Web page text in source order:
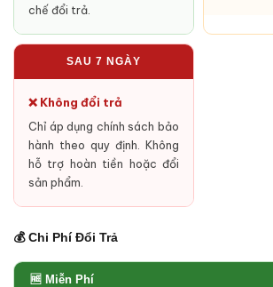
chế đổi trả.
SAU 7 NGÀY
❌ Không đổi trả
Chỉ áp dụng chính sách bảo
hành theo quy định. Không
hỗ trợ hoàn tiền hoặc đổi
sản phẩm.
💰 Chi Phí Đổi Trả
🆓 Miễn Phí